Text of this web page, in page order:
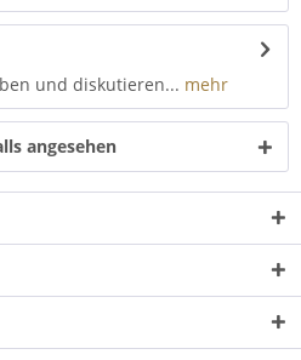
und diskutieren... mehr
angesehen